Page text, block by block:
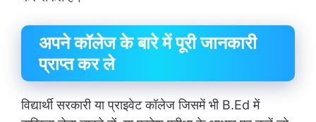
अपने कॉलेज के बारे में पूरी जानकारी
प्राप्त कर ले
विद्यार्थी सरकारी या प्राइवेट कॉलेज जिसमें भी B.Ed में